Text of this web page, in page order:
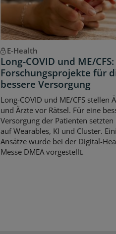
E-Health
Long-COVID und ME/
Forschungsprojekte für
bessere Versorgung
Long-COVID und ME/CFS stellen
und Ärzte vor Rätsel. Für eine
Versorgung der Patienten setzten
auf Wearables, KI und Cluster.
Ansätze wurde bei der Digital-
Messe DMEA vorgestellt.